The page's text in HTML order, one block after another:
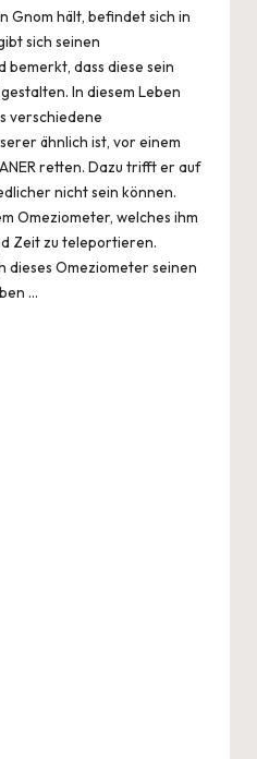
Gnom hält, befindet sich in
sich seinen
bemerkt, dass diese sein
In diesem Leben
verschiedene
ähnlich ist, vor einem
retten. Dazu trifft er auf
nicht sein können.
Omeziometer, welches ihm
Zeit zu teleportieren.
dieses Omeziometer seinen
…